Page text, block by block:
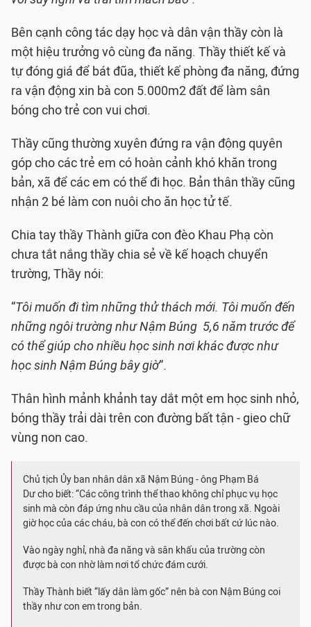
Bên cạnh công tác dạy học và dân vận thầy còn là
một hiệu trưởng vô cùng đa năng. Thầy thiết kế và
tự đóng giá để bát đũa, thiết kế phòng đa năng, đứng
ra vận động xin bà con 5.000m2 đất để làm sân
bóng cho trẻ con vui chơi.
Thầy cũng thường xuyên đứng ra vận động quyên
góp cho các trẻ em có hoàn cảnh khó khăn trong
bản, xã để các em có thể đi học. Bản thân thầy cũng
nhận 2 bé làm con nuôi cho ăn học tử tế.
Chia tay thầy Thành giữa con đèo Khau Phạ còn
chưa tắt nắng thầy chia sẻ về kế hoạch chuyển
trường, Thầy nói:
“Tôi muốn đi tìm những thử thách mới. Tôi muốn đến
những ngôi trường như Nậm Búng 5,6 năm trước để
có thể giúp cho nhiều học sinh nơi khác được như
học sinh Nậm Búng bây giờ”.
Thân hình mảnh khảnh tay dắt một em học sinh nhỏ,
bóng thầy trải dài trên con đường bất tận - gieo chữ
vùng non cao.
Chủ tịch Ủy ban nhân dân xã Nậm Búng - ông Phạm Bá
Dư cho biết: “Các công trình thể thao không chỉ phục vụ học
sinh mà còn đáp ứng nhu cầu của nhân dân trong xã. Ngoài
giờ học của các cháu, bà con có thể đến chơi bất cứ lúc nào.
Vào ngày nghỉ, nhà đa năng và sân khấu của trường còn
được bà con nhờ làm nơi tổ chức đám cưới.
Thầy Thành biết “lấy dân làm gốc” nên bà con Nậm Búng coi
thầy như con em trong bản.